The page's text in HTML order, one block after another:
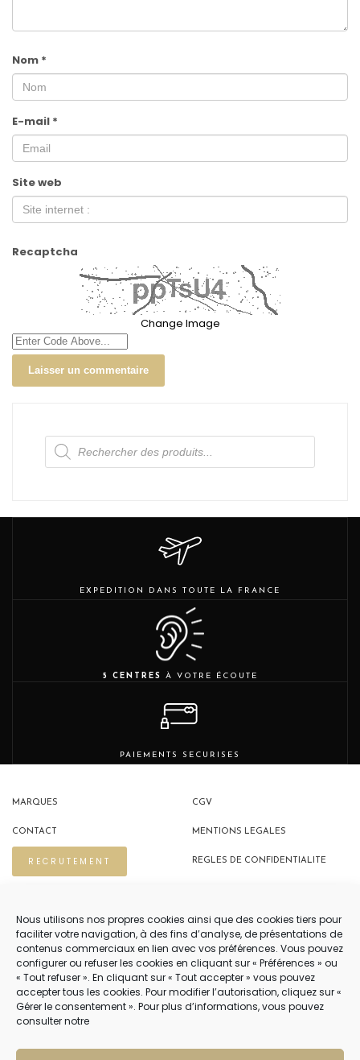
Nous utilisons nos propres cookies ainsi que des cookies tiers pour
faciliter votre navigation, à des fins d’analyse, de présentations de
contenus commerciaux en lien avec vos préférences. Vous pouvez
configurer ou refuser les cookies en cliquant sur « Préférences » ou
« Tout refuser ». En cliquant sur « Tout accepter » vous pouvez
accepter tous les cookies. Pour modifier l’autorisation, cliquez sur «
Gérer le consentement ». Pour plus d’informations, vous pouvez
consulter notre
Nom *
E-mail *
Site web
Recaptcha
Change Image
Recherche
de
produits
EXPEDITION DANS TOUTE LA FRANCE
5 CENTRES À VOTRE ÉCOUTE
PAIEMENTS SECURISES
MARQUES
CONTACT
RECRUTEMENT
CGV
MENTIONS LEGALES
REGLES DE CONFIDENTIALITE
NOUS CONTACTER
04 22 54 75 02
NOTRE SERVICE CLIENT EST OUVERT DU LUNDI AU VENDREDI DE 9H À 12H